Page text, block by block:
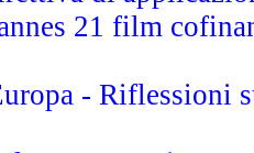
21 film
- Riflessioni